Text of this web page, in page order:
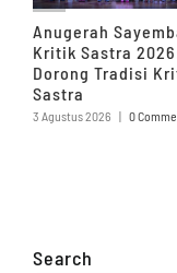
Anugerah
Kritik Sastra
Dorong Tradisi
Sastra
3 Agustus 2026 | 0
Search